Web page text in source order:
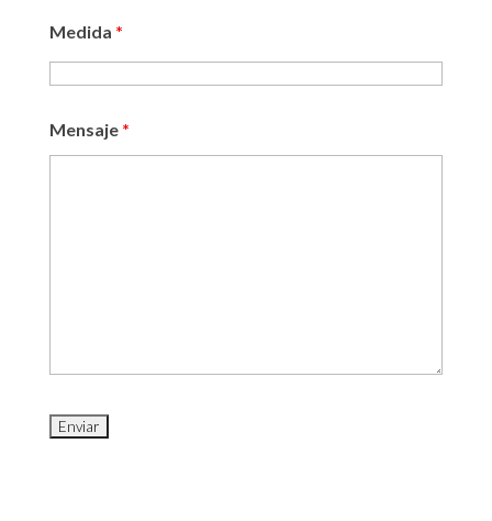
Medida *
Mensaje *